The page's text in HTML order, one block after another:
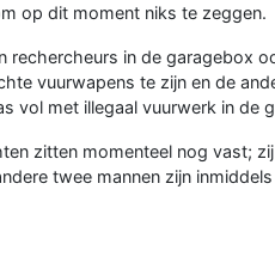
op dit moment niks te zeggen.
rechercheurs in de garagebox
vuurwapens te zijn en de
vol met illegaal vuurwerk in de
zitten momenteel nog vast;
twee mannen zijn